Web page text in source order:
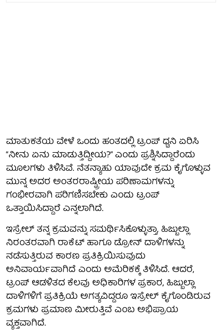
ಮಾತುಕತೆಯ ವೇಳೆ ಒಂದು ಹಂತದಲ್ಲಿ ಟ್ರಂಪ್ ಧ್ವನಿ ಏರಿಸಿ
“ನೀನು ಏನು ಮಾಡುತ್ತಿದ್ದೀಯ?” ಎಂದು ಪ್ರಶ್ನಿಸಿದ್ದಾರೆಂದು
ಮೂಲಗಳು ತಿಳಿಸಿವೆ. ನೆತನ್ಯಾಹು ಯಾವುದೇ ಕ್ರಮ ಕೈಗೊಳ್ಳುವ
ಮುನ್ನ ಅದರ ಅಂತರರಾಷ್ಟ್ರೀಯ ಪರಿಣಾಮಗಳನ್ನು
ಗಂಭೀರವಾಗಿ ಪರಿಗಣಿಸಬೇಕು ಎಂದು ಟ್ರಂಪ್
ಒತ್ತಾಯಿಸಿದ್ದಾರೆ ಎನ್ನಲಾಗಿದೆ.
ಇಸ್ರೇಲ್ ತನ್ನ ಕ್ರಮವನ್ನು ಸಮರ್ಥಿಸಿಕೊಳ್ಳುತ್ತಾ, ಹಿಜ್ಬುಲ್ಲಾ
ನಿರಂತರವಾಗಿ ರಾಕೆಟ್ ಹಾಗೂ ಡ್ರೋನ್ ದಾಳಿಗಳನ್ನು
ನಡೆಸುತ್ತಿರುವ ಕಾರಣ ಪ್ರತಿಕ್ರಿಯಿಸುವುದು
ಅನಿವಾರ್ಯವಾಗಿದೆ ಎಂದು ಅಮೆರಿಕಕ್ಕೆ ತಿಳಿಸಿದೆ. ಆದರೆ,
ಟ್ರಂಪ್ ಆಡಳಿತದ ಕೆಲವು ಅಧಿಕಾರಿಗಳ ಪ್ರಕಾರ, ಹಿಜ್ಬುಲ್ಲಾ
ದಾಳಿಗಳಿಗೆ ಪ್ರತಿಕ್ರಿಯೆ ಅಗತ್ಯವಿದ್ದರೂ ಇಸ್ರೇಲ್ ಕೈಗೊಂಡಿರುವ
ಕ್ರಮಗಳು ಪ್ರಮಾಣ ಮೀರುತ್ತಿವೆ ಎಂಬ ಅಭಿಪ್ರಾಯ
ವ್ಯಕ್ತವಾಗಿದೆ.